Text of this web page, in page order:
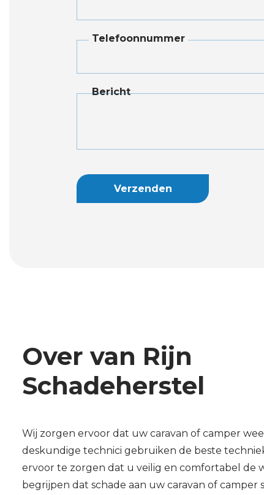
Telefoonnummer
Bericht
Over van Rijn
Schadeherstel
Wij zorgen ervoor dat uw caravan of camper
deskundige technici gebruiken de beste
ervoor te zorgen dat u veilig en comfortabel de
begrijpen dat schade aan uw caravan of camper